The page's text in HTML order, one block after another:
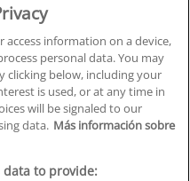
information on a device,
personal data. You may
clicking below, including your
is used, or at any time in
will be signaled to our
data. Más información sobre
to provide: